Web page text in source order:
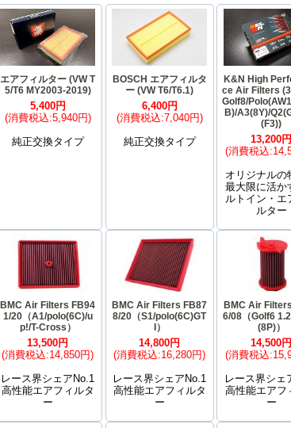
エアフィルター (VW T
5/T6 MY2003-2019)
5,400円
(消費税込:5,940円)
純正交換タイプ
BOSCH エアフィルタ
ー (VW T6/T6.1)
6,400円
(消費税込:7,040円)
純正交換タイプ
K&N High
ce Air Filters
Golf8/
B)/A3(8Y)/
(F3))
13,200円
(消費税込
オリジナルの
最大限に活か
ルトイン・エ
ルター
BMC Air Filters FB94
1/20（A1/polo(6C)/u
p!/T-Cross）
13,500円
(消費税込:14,850円)
レース界シェアNo.1
高性能エアフィルタ
ー
BMC Air Filters FB87
8/20（S1/polo(6C)GT
I）
14,800円
(消費税込:16,280円)
レース界シェアNo.1
高性能エアフィルタ
ー
BMC Air
6/08（Golf6
(8P)）
14,500円
(消費税込
レース界シェ
高性能エアフ
ー